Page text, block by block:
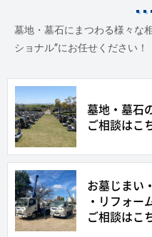
墓地・墓石にまつわる様々な
ショナル”にお任せください！
墓地・墓石
ご相談はこ
お墓じまい
・リフォー
ご相談はこ